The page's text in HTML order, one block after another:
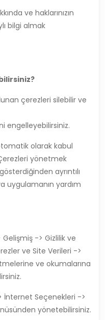
ve haklarınızın
bilgi almak
çerezleri silebilir ve
engelleyebilirsiniz.
olarak kabul
yönetmek
ayrıntılı
uygulamanın yardım
-> Gizlilik ve
ve Site Verileri ->
ve okumalarına
İnternet Seçenekleri ->
yönetebilirsiniz.